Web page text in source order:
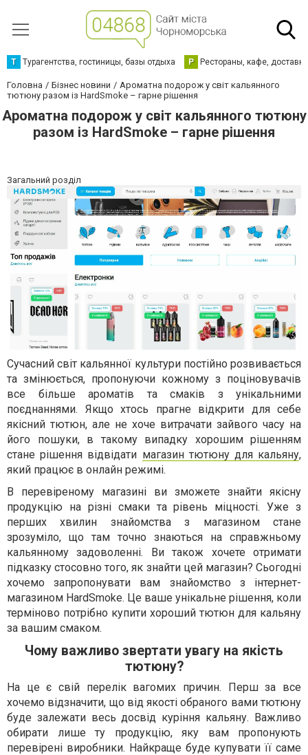
Т Турагентства, гостиницы, базы отдыха Р Рестораны, кафе,
Головна Бізнес новини
Ароматна подорож у світ кальянного
тютюну разом із HardSmoke – гарне рішення
Ароматна подорож у світ кальянного тютюну
разом із HardSmoke – гарне рішення
Загальний розділ
Сучасний світ кальянної культури постійно розвивається
та змінюється, пропонуючи кожному з поціновувачів
все більше ароматів та смаків з унікальними
поєднаннями. Якщо хтось прагне відкрити для себе
якісний тютюн, але не хоче витрачати зайвого часу на
його пошуки, в такому випадку хорошим рішенням
стане рішення відвідати магазин тютюну для кальяну,
який працює в онлайн режимі.
В перевіреному магазині ви зможете знайти якісну
продукцію на різні смаки та рівень міцності. Уже з
перших хвилин знайомства з магазином стане
зрозуміло, що там точно знаються на справжньому
кальянному задоволенні. Ви також хочете отримати
підказку стосовно того, як знайти цей магазин? Сьогодні
хочемо запропонувати вам знайомство з інтернет-
магазином HardSmoke. Це ваше унікальне рішення, коли
терміново потрібно купити хороший тютюн для кальяну
за вашим смаком.
Чому важливо звертати увагу на якість
тютюну?
На це є свій перелік вагомих причин. Перш за все
хочемо відзначити, що від якості обраного вами тютюну
буде залежати весь досвід куріння кальяну. Важливо
обирати лише ту продукцію, яку вам пропонують
перевірені виробники. Найкраще буде купувати її саме